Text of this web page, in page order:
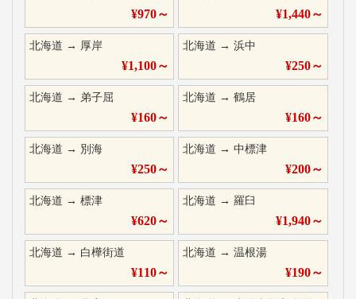
¥970～ ¥1,440～
北海道 → 厚岸
¥1,100～
北海道 →浜中
¥250～
北海道 → 弟子屈
¥160～
北海道 →鶴居
¥160～
北海道 → 別海
¥250～
北海道 →中標津
¥200～
北海道 → 標津
¥620～
北海道 →羅臼
¥1,940～
北海道 → 白樺街道
¥110～
北海道 →温根湯
¥190～